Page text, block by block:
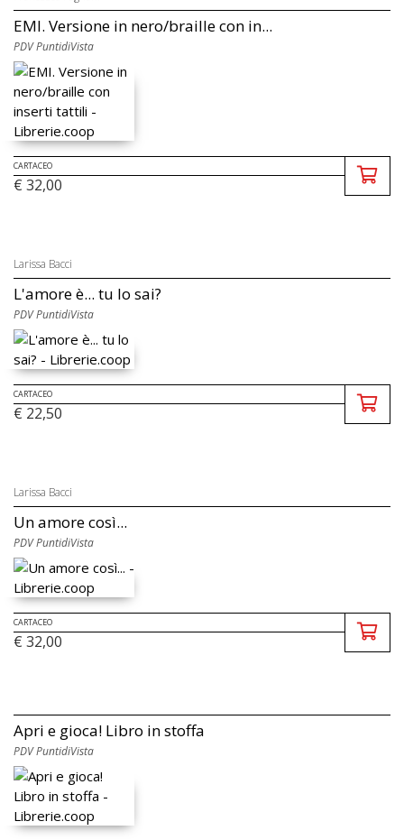
EMI. Versione in nero/braille con in...
PDV PuntidiVista
CARTACEO
€ 32,00
Larissa Bacci
L'amore è... tu lo sai?
PDV PuntidiVista
CARTACEO
€ 22,50
Larissa Bacci
Un amore così...
PDV PuntidiVista
CARTACEO
€ 32,00
Apri e gioca! Libro in stoffa
PDV PuntidiVista